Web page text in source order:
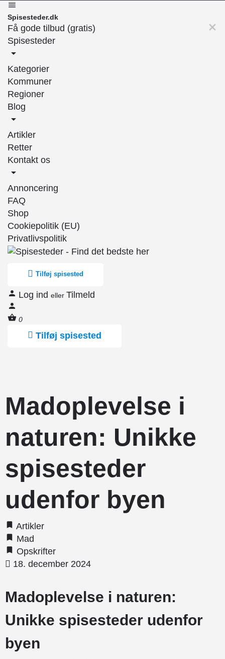
Spisesteder.dk
Få gode tilbud (gratis)
Spisesteder
Kategorier
Kommuner
Regioner
Blog
Artikler
Retter
Kontakt os
Annoncering
FAQ
Shop
Cookiepolitik (EU)
Privatlivspolitik
Tilføj spisested
Log ind eller Tilmeld
0
Tilføj spisested
Madoplevelse i
naturen: Unikke
spisesteder
udenfor byen
Artikler
Mad
Opskrifter
18. december 2024
Madoplevelse i naturen:
Unikke spisesteder udenfor
byen